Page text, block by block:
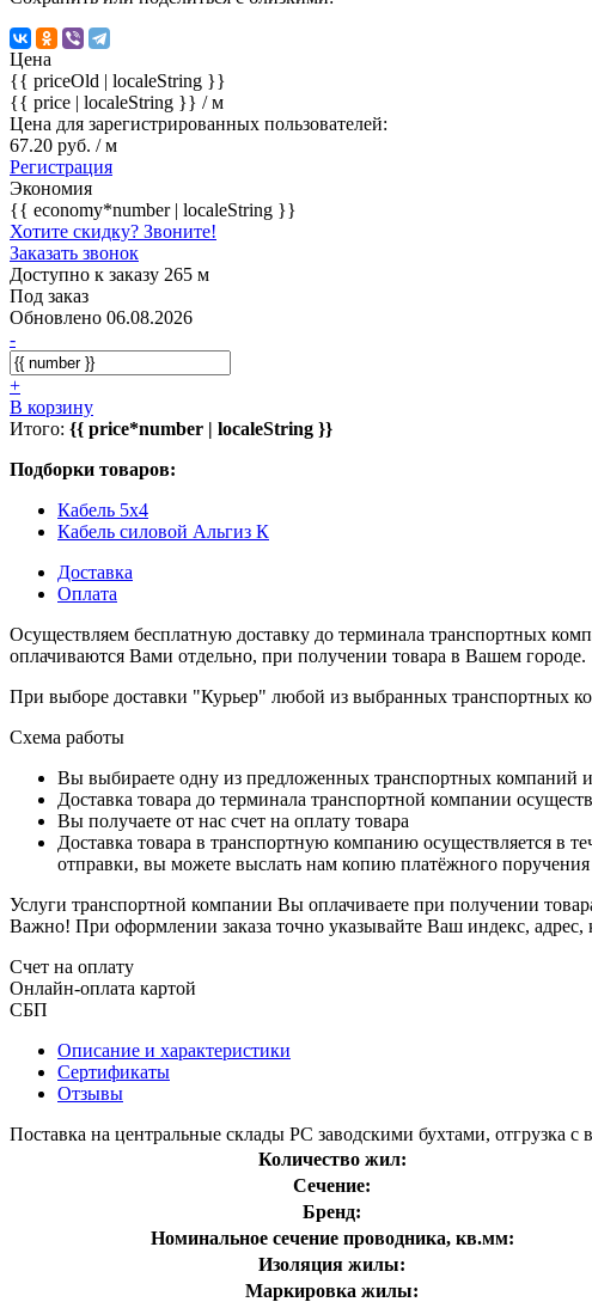
Цена
{{ priceOld | localeString }}
{{ price | localeString }} / м
Цена для зарегистрированных пользователей:
67.20 руб. / м
Регистрация
Экономия
{{ economy*number | localeString }}
Хотите скидку? Звоните!
Заказать звонок
Доступно к заказу 265 м
Под заказ
Обновлено 06.08.2026
-
+
В корзину
Итого: {{ price*number | localeString }}
Подборки товаров:
Кабель 5x4
Кабель силовой Альгиз К
Доставка
Оплата
Осуществляем бесплатную доставку до терминала транспортных
оплачиваются Вами отдельно, при получении товара в Вашем городе.
При выборе доставки "Курьер" любой из выбранных транспортных
Схема работы
Вы выбираете одну из предложенных транспортных компаний
Доставка товара до терминала транспортной компании
Вы получаете от нас счет на оплату товара
Доставка товара в транспортную компанию осуществляется в
отправки, вы можете выслать нам копию платёжного поручения
Услуги транспортной компании Вы оплачиваете при получении
Важно! При оформлении заказа точно указывайте Ваш индекс, адрес,
Счет на оплату
Онлайн-оплата картой
СБП
Описание и характеристики
Сертификаты
Отзывы
Поставка на центральные склады РС заводскими бухтами, отгрузка с
Количество жил:
Сечение:
Бренд:
Номинальное сечение проводника, кв.мм:
Изоляция жилы:
Маркировка жилы: